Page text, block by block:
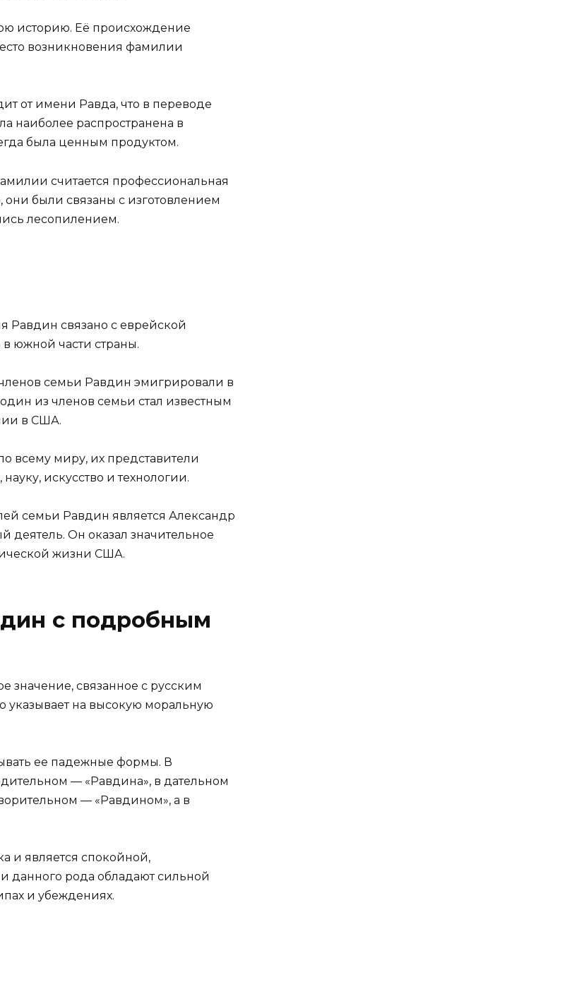
историю. Её происхождение
возникновения фамилии
от имени Равда, что в переводе
наиболее распространена в
была ценным продуктом.
считается профессиональная
они были связаны с изготовлением
лесопилением.
Равдин связано с еврейской
южной части страны.
семьи Равдин эмигрировали в
из членов семьи стал известным
в США.
всему миру, их представители
искусство и технологии.
семьи Равдин является Александр
Он оказал значительное
жизни США.
с подробным
значение, связанное с русским
указывает на высокую моральную
ее падежные формы. В
— «Равдина», в дательном
— «Равдином», а в
и является спокойной,
данного рода обладают сильной
и убеждениях.